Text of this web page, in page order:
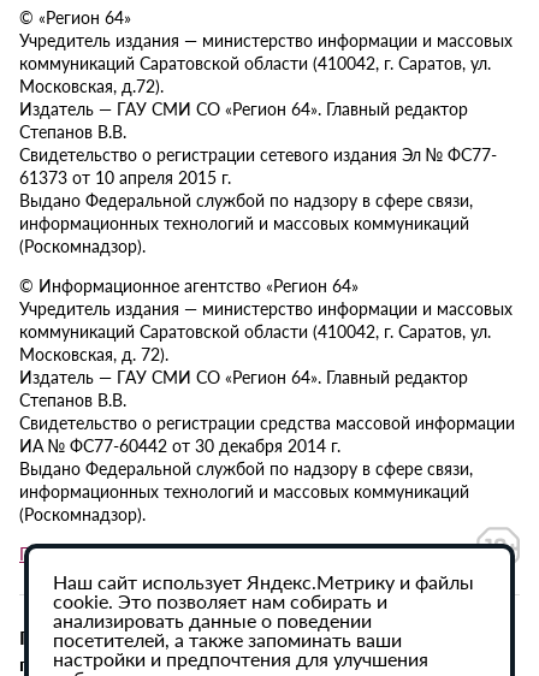
© «Регион 64»
Учредитель издания — министерство информации и массовых
коммуникаций Саратовской области (410042, г. Саратов, ул.
Московская, д.72).
Издатель — ГАУ СМИ СО «Регион 64». Главный редактор
Степанов В.В.
Свидетельство о регистрации сетевого издания Эл № ФС77-
61373 от 10 апреля 2015 г.
Выдано Федеральной службой по надзору в сфере связи,
информационных технологий и массовых коммуникаций
(Роскомнадзор).
© Информационное агентство «Регион 64»
Учредитель издания — министерство информации и массовых
коммуникаций Саратовской области (410042, г. Саратов, ул.
Московская, д. 72).
Издатель — ГАУ СМИ СО «Регион 64». Главный редактор
Степанов В.В.
Свидетельство о регистрации средства массовой информации
ИА № ФС77-60442 от 30 декабря 2014 г.
Выдано Федеральной службой по надзору в сфере связи,
информационных технологий и массовых коммуникаций
(Роскомнадзор).
Политика в отношении обработки персональных данных
При использовании материалов сайта активная
гиперссылка на ИА «Регион 64» обязательна.
Наш сайт использует Яндекс.Метрику и файлы
cookie. Это позволяет нам собирать и
анализировать данные о поведении
посетителей, а также запоминать ваши
настройки и предпочтения для улучшения